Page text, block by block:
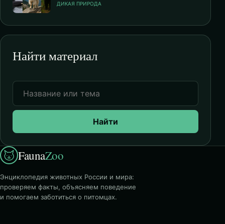
ДИКАЯ ПРИРОДА
Найти материал
Найти
FaunaZoo
Энциклопедия животных России и мира:
проверяем факты, объясняем поведение
и помогаем заботиться о питомцах.